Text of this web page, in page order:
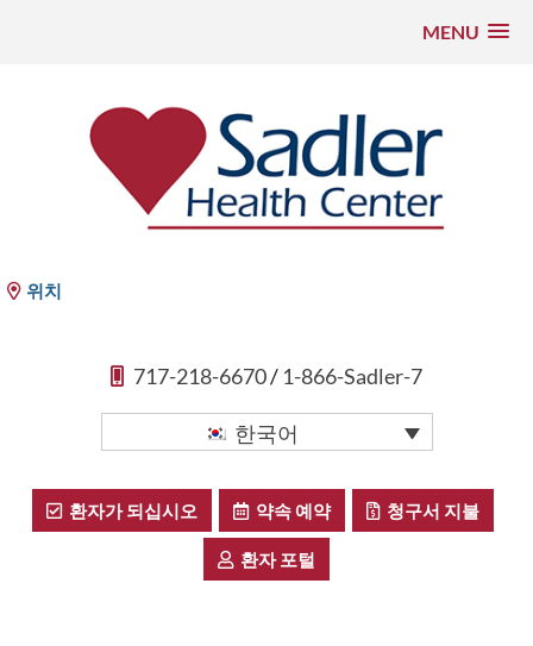
MENU
기 위치
717-218-6670/ 1-866-Sadler-7
한국어
환자가 되십시오 약속 예약 청구서 지불
환자 포털